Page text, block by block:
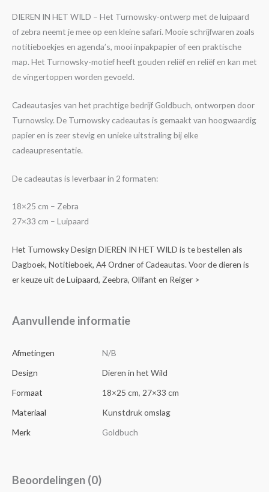
DIEREN IN HET WILD – Het Turnowsky-ontwerp met de luipaard
of zebra neemt je mee op een kleine safari. Mooie schrijfwaren zoals
notitieboekjes en agenda’s, mooi inpakpapier of een praktische
map. Het Turnowsky-motief heeft gouden reliëf en reliëf en kan met
de vingertoppen worden gevoeld.
Cadeautasjes van het prachtige bedrijf Goldbuch, ontworpen door
Turnowsky. De Turnowsky cadeautas is gemaakt van hoogwaardig
papier en is zeer stevig en unieke uitstraling bij elke
cadeaupresentatie.
De cadeautas is leverbaar in 2 formaten:
18×25 cm – Zebra
27×33 cm – Luipaard
Het Turnowsky Design DIEREN IN HET WILD is te bestellen als
Dagboek, Notitieboek, A4 Ordner of Cadeautas. Voor de dieren is
er keuze uit de Luipaard, Zeebra, Olifant en Reiger >
Aanvullende informatie
Afmetingen
N/B
Design
Dieren in het Wild
Formaat
18×25 cm, 27×33 cm
Materiaal
Kunstdruk omslag
Merk
Goldbuch
Beoordelingen (0)